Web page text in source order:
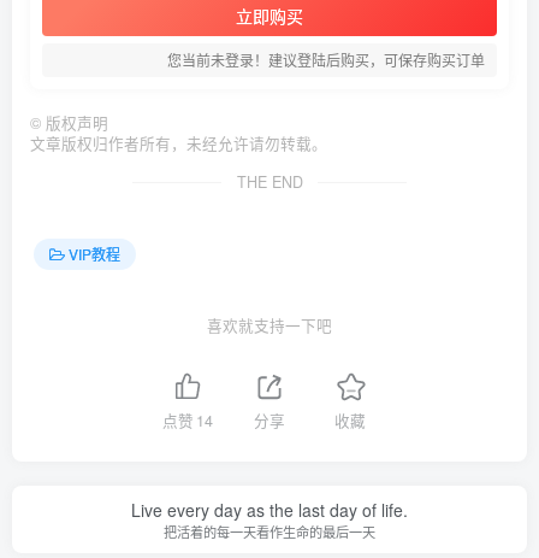
立即购买
您当前未登录！建议登陆后购买，可保存购买订单
© 版权声明
文章版权归作者所有，未经允许请勿转载。
THE END
VIP教程
喜欢就支持一下吧
点赞 14 分享 收藏
Live every day as the last day of life.
把活着的每一天看作生命的最后一天